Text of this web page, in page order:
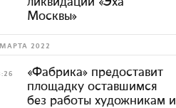
Москвы»
2022
«Фабрика» предоставит
площадку оставшимся
без работы художникам и